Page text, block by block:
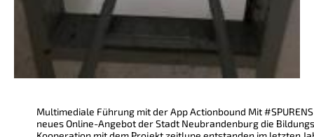
Multimediale Führung mit der App Actionbound Mit
neues Online-Angebot der Stadt Neubrandenburg die